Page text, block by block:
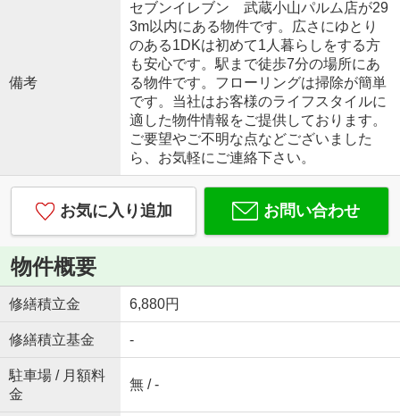
備考
セブンイレブン 武蔵小山パルム店が29
3m以内にある物件です。広さにゆとり
のある1DKは初めて1人暮らしをする方
も安心です。駅まで徒歩7分の場所にあ
る物件です。フローリングは掃除が簡単
です。当社はお客様のライフスタイルに
適した物件情報をご提供しております。
ご要望やご不明な点などございました
ら、お気軽にご連絡下さい。
お気に入り追加 お問い合わせ
物件概要
修繕積立金 6,880円
修繕積立基金 -
駐車場 / 月額料
金
無 / -